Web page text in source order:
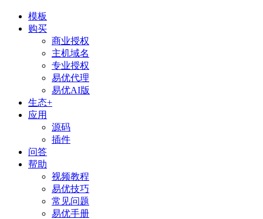
模板
购买
商业授权
主机域名
专业授权
易优代理
易优AI版
生态+
应用
源码
插件
问答
帮助
视频教程
易优技巧
常见问题
易优手册